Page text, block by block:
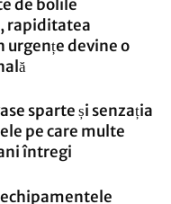
de bolile
rapiditatea
urgențe devine o
sparte și senzația
pe care multe
întregi